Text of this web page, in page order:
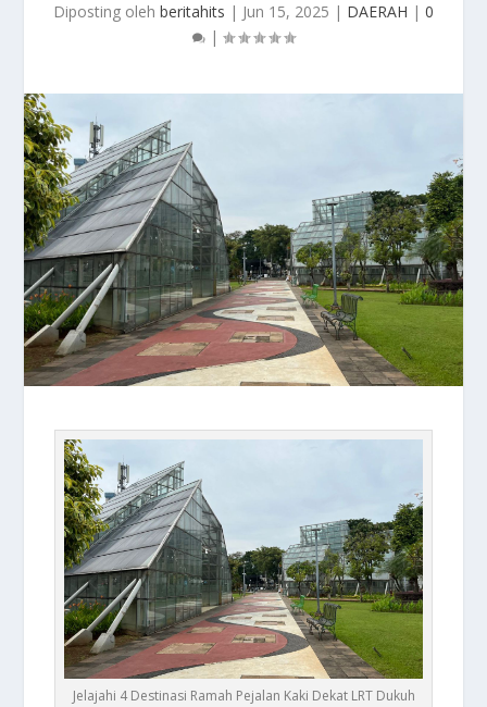
Diposting oleh beritahits | Jun 15, 2025 | DAERAH | 0
|
Jelajahi 4 Destinasi Ramah Pejalan Kaki Dekat LRT Dukuh